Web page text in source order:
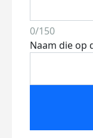
0/150
Naam die op